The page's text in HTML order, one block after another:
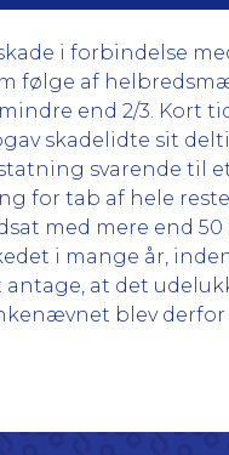
i forbindelse
følge af
end 2/3.
skadelidte sit
svarende til
for tab af hele
med mere end
i mange år,
at det
blev